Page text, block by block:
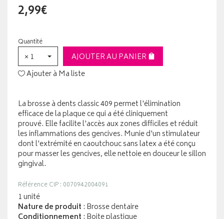
2,99€
Quantité
× 1
AJOUTER AU PANIER
Ajouter à Ma liste
La brosse à dents classic 409 permet l'élimination
efficace de la plaque ce qui a été cliniquement
prouvé. Elle facilite l'accès aux zones difficiles et réduit
les inflammations des gencives. Munie d'un stimulateur
dont l'extrémité en caoutchouc sans latex a été conçu
pour masser les gencives, elle nettoie en douceur le sillon
gingival.
Référence CIP : 0070942004091
1 unité
Nature de produit : Brosse dentaire